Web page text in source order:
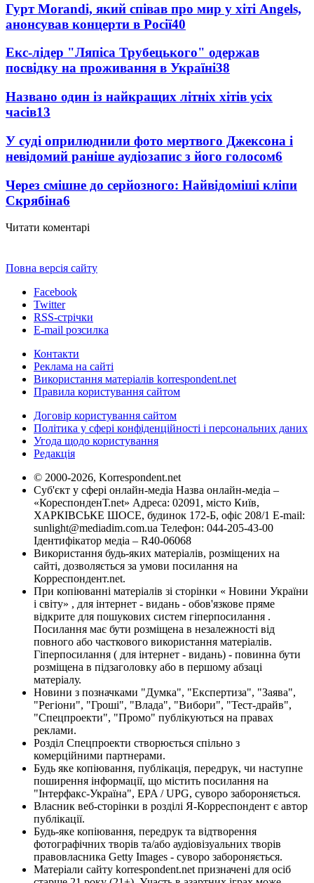
Гурт Morandi, який співав про мир у хіті Angels,
анонсував концерти в Росії40
Екс-лідер "Ляпіса Трубецького" одержав
посвідку на проживання в Україні38
Названо один із найкращих літніх хітів усіх
часів13
У суді оприлюднили фото мертвого Джексона і
невідомий раніше аудіозапис з його голосом6
Через смішне до серйозного: Найвідоміші кліпи
Скрябіна6
Читати коментарі
Повна версія сайту
Facebook
Twitter
RSS-стрічки
E-mail розсилка
Контакти
Реклама на сайті
Використання матеріалів korrespondent.net
Правила користування сайтом
Договір користування сайтом
Політика у сфері конфіденційності і персональних даних
Угода щодо користування
Редакція
© 2000-2026, Korrespondent.net
Суб'єкт у сфері онлайн-медіа Назва онлайн-медіа –
«КореспонденТ.net» Адреса: 02091, місто Київ,
ХАРКІВСЬКЕ ШОСЕ, будинок 172-Б, офіс 208/1 E-mail:
sunlight@mediadim.com.ua Телефон: 044-205-43-00
Ідентифікатор медіа – R40-06068
Використання будь-яких матеріалів, розміщених на
сайті, дозволяється за умови посилання на
Корреспондент.net.
При копіюванні матеріалів зі сторінки « Новини України
і світу» , для інтернет - видань - обов'язкове пряме
відкрите для пошукових систем гіперпосилання .
Посилання має бути розміщена в незалежності від
повного або часткового використання матеріалів.
Гіперпосилання ( для інтернет - видань) - повинна бути
розміщена в підзаголовку або в першому абзаці
матеріалу.
Новини з позначками "Думка", "Експертиза", "Заява",
"Регіони", "Гроші", "Влада", "Вибори", "Тест-драйв",
"Спецпроекти", "Промо" публікуються на правах
реклами.
Розділ Спецпроекти створюється спільно з
комерційними партнерами.
Будь яке копіювання, публікація, передрук, чи наступне
поширення інформації, що містить посилання на
"Інтерфакс-Україна", EPA / UPG, суворо забороняється.
Власник веб-сторінки в розділі Я-Корреспондент є автор
публікації.
Будь-яке копіювання, передрук та відтворення
фотографічних творів та/або аудіовізуальних творів
правовласника Getty Images - суворо забороняється.
Матеріали сайту korrespondent.net призначені для осіб